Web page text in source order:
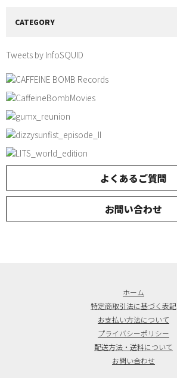
CATEGORY
Tweets by InfoSQUID
よくあるご質問
お問い合わせ
ホーム
特定商取引法に基づく表記
お支払い方法について
プライバシーポリシー
配送方法・送料について
お問い合わせ